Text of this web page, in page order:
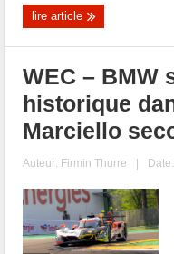
lire article
WEC – BMW
historique
Marciello
Auteur: Firmin Thurre |